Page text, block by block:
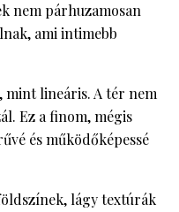
nem párhuzamosan
ami intimebb
lineáris. A tér nem
Ez a finom, mégis
és működőképessé
lágy textúrák